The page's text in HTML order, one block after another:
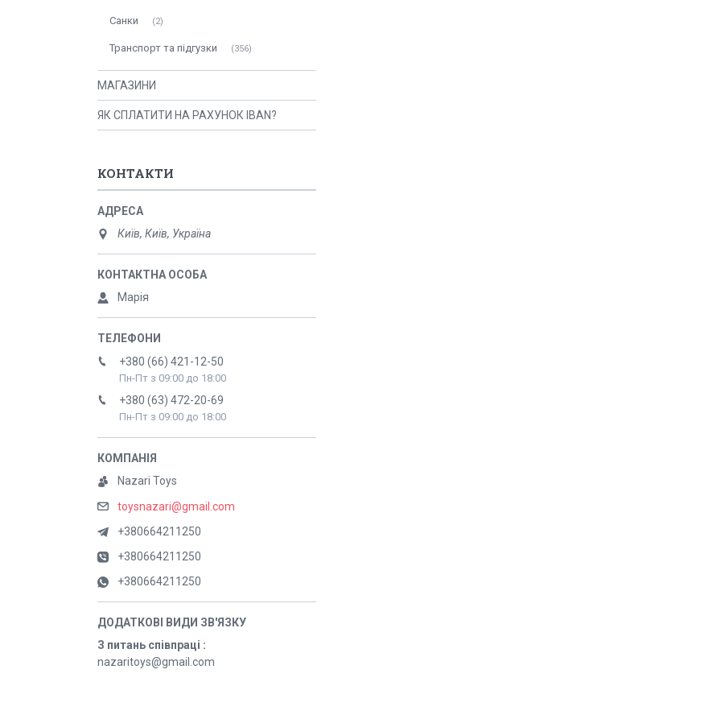
Санки 2
Транспорт та підгузки 356
МАГАЗИНИ
ЯК СПЛАТИТИ НА РАХУНОК IBAN?
КОНТАКТИ
Київ, Київ, Україна
Марія
+380 (66) 421-12-50
Пн-Пт з 09:00 до 18:00
+380 (63) 472-20-69
Пн-Пт з 09:00 до 18:00
Nazari Toys
toysnazari@gmail.com
+380664211250
+380664211250
+380664211250
З питань співпраці
nazaritoys@gmail.com